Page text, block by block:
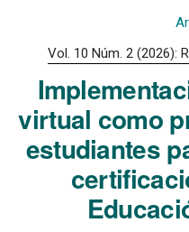
Vol. 10 Núm. 2 (2026):
virtual como
estudiantes